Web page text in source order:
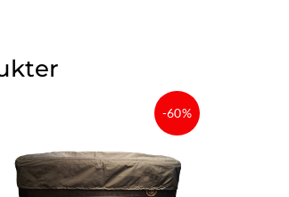
kr.
-60%
ursprungliga
var:
4
999 kr.
nuvarande
priset
är:
1
999,60 kr.